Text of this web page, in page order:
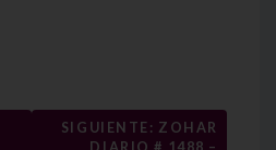
SIGUIENTE: ZOHAR